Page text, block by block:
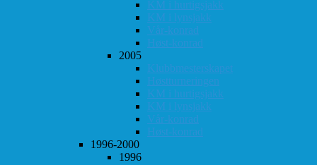
KM i hurtigsjakk
KM i lynsjakk
Vår-konrad
Høst-konrad
2005
Klubbmesterskapet
Høstturneringen
KM i hurtigsjakk
KM i lynsjakk
Vår-konrad
Høst-konrad
1996-2000
1996